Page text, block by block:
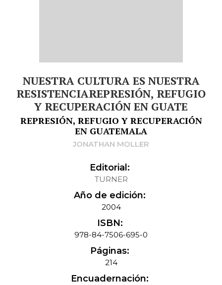
NUESTRA CULTURA ES NUESTRA
RESISTENCIAREPRESIÓN, REFUGIO
Y RECUPERACIÓN EN GUATE
REPRESIÓN, REFUGIO Y RECUPERACIÓN
EN GUATEMALA
JONATHAN MOLLER
Editorial:
TURNER
Año de edición:
2004
ISBN:
978-84-7506-695-0
Páginas:
214
Encuadernación: